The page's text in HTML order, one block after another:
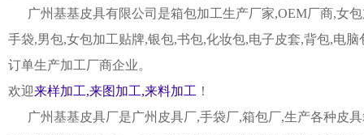
广州基基皮具有限公司是箱包加工生产厂家,OEM厂商,女
手袋,男包,女包加工贴牌,银包,书包,化妆包,电子皮套,背包,电
订单生产加工厂商企业。
欢迎来样加工,来图加工,来料加工 ！
广州基基皮具厂是广州皮具厂,手袋厂,箱包厂,生产各种皮